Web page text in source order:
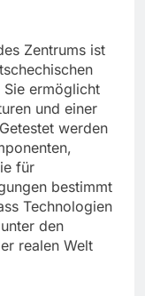
Zentrums ist
Sie ermöglicht
und einer
werden
für
bestimmt
Technologien
den
realen Welt